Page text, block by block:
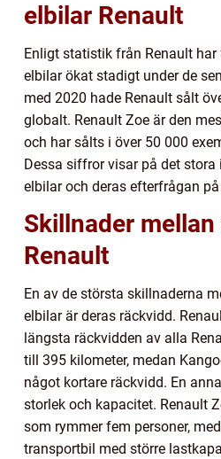
elbilar Renault
Enligt statistik från Renault
elbilar ökat stadigt under de
med 2020 hade Renault sålt
globalt. Renault Zoe är den
och har sålts i över 50 000
Dessa siffror visar på det
elbilar och deras efterfrågan
Skillnader
Renault
En av de största skillnaderna
elbilar är deras räckvidd.
längsta räckvidden av alla
till 395 kilometer, medan
något kortare räckvidd. En
storlek och kapacitet. Renault
som rymmer fem personer,
transportbil med större